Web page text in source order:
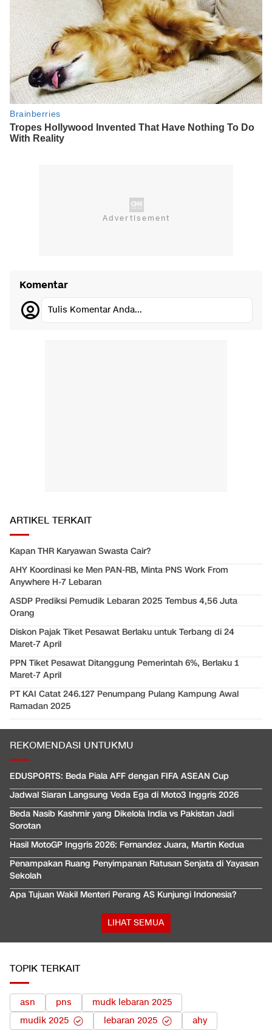
Komentar
Tulis Komentar Anda...
ARTIKEL TERKAIT
Kapan THR Karyawan Swasta Cair?
AHY Koordinasi ke Men PAN-RB, Minta PNS Work From
Anywhere H-7 Lebaran
ASDP Prediksi Pemudik Lebaran 2025 Tembus 4,56 Juta
Orang
Diskon Pajak Tiket Pesawat Berlaku untuk Terbang di 24
Maret-7 April
PPN Tiket Pesawat Ditanggung Pemerintah 6%, Berlaku 1
Maret-7 April
PT KAI Catat 246.127 Penumpang Pulang Kampung Awal
Ramadan 2025
REKOMENDASI UNTUKMU
EDUSPORTS: Beda Piala AFF dengan FIFA ASEAN Cup
Jadwal Siaran Langsung Veda Ega di Moto3 Inggris 2026
Beda Nasib Kashmir yang Dikelola India vs Pakistan Jadi
Sorotan
Hasil MotoGP Inggris 2026: Fernandez Juara, Martin Kedua
Penampakan Ruang Penyimpanan Ratusan Senjata di Yayasan
Sekolah
Apa Tujuan Wakil Menteri Perang AS Kunjungi Indonesia?
LIHAT SEMUA
TOPIK TERKAIT
asn pns
mudk lebaran 2025
mudik 2025
lebaran 2025
ahy